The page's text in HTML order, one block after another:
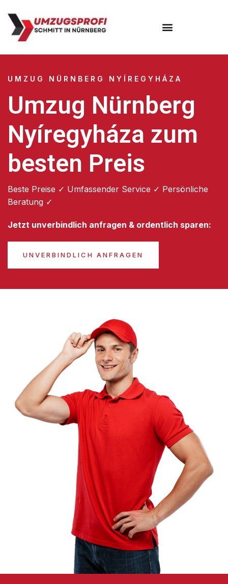
UMZUG NÜRNBERG NYÍREGYHÁZA
Umzug Nürnberg
Nyíregyháza zum
besten Preis
Beste Preise ✓ Umfassender Service ✓ Persönliche
Beratung ✓
Jetzt unverbindlich anfragen & ordentlich sparen:
UNVERBINDLICH ANFRAGEN